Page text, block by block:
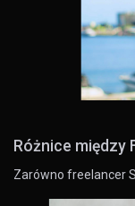
Różnice między
Zarówno freelancer